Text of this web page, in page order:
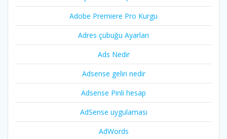
Adobe Premiere Pro Kurgu
Adres çubuğu Ayarları
Ads Nedir
Adsense geliri nedir
Adsense Pinli hesap
AdSense uygulaması
AdWords